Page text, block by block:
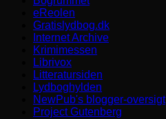
eReolen
Gratislydbog.dk
Internet Archive
Krimimessen
Librivox
Litteratursiden
Lydboghylden
NewPub's blogger-oversigt
Project Gutenberg